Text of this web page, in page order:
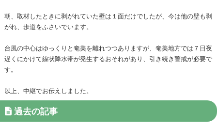
朝、取材したときに剥がれていた壁は１面だけでしたが、今は他の壁も剥
がれ、歩道をふさいでいます。
台風の中心はゆっくりと奄美を離れつつありますが、奄美地方では７日夜
遅くにかけて線状降水帯が発生するおそれがあり、引き続き警戒が必要で
す。
以上、中継でお伝えしました。
過去の記事